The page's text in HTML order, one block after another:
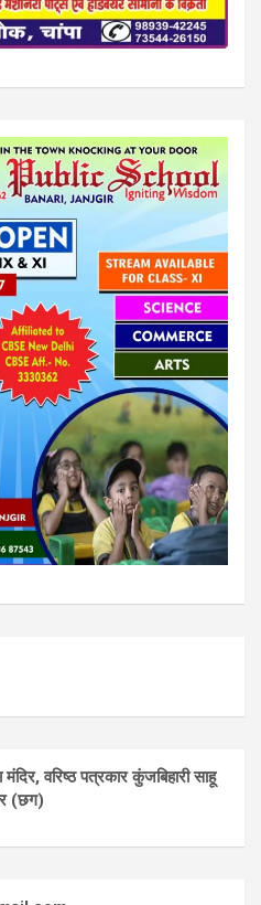
वरिष्ठ पत्रकार कुंजबिहारी साहू
(छग)